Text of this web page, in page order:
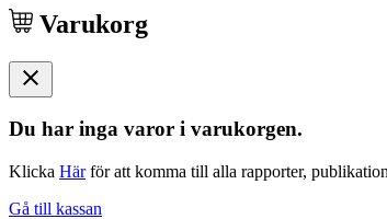
Varukorg
Du har inga varor i varukorgen.
Klicka Härför att komma till alla rapporter,
Gå till kassan